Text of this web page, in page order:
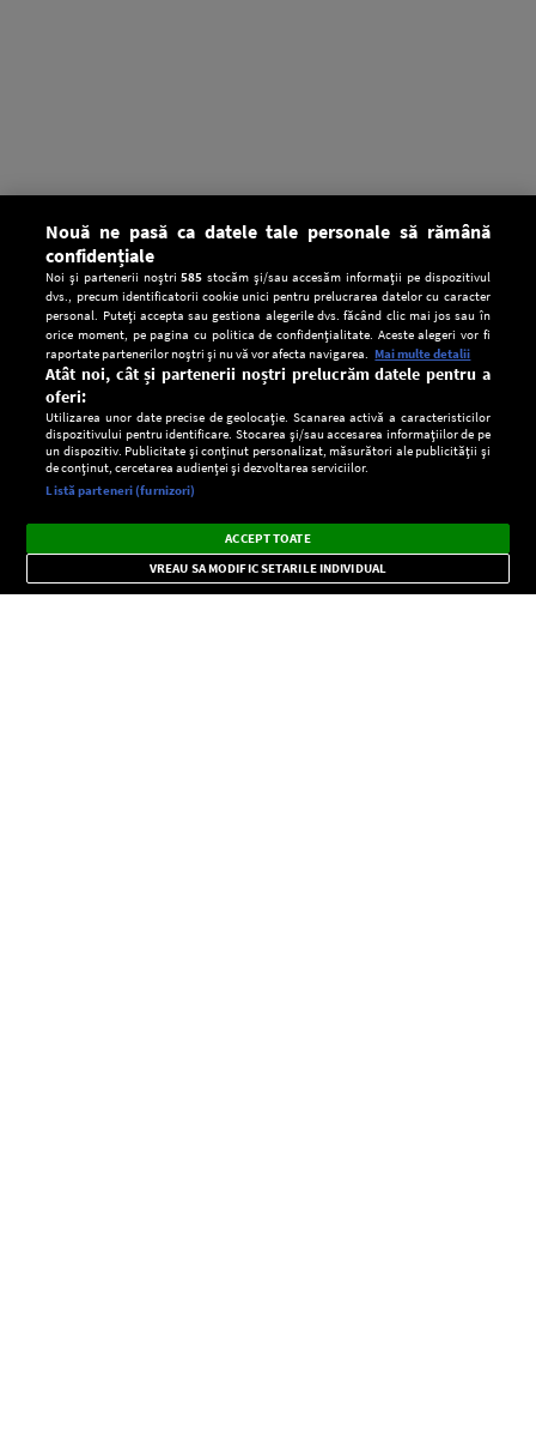
CONFIDENŢIALITATE
Setări:
Dark
Mode
Radio live, podcasturi, știri și alerte
importante.
×
Nouă ne pasă ca datele tale personale să rămână
confidențiale
Noi și partenerii noștri585 stocăm și/sau accesăm informații pe dispozitivul
dvs., precum identificatorii cookie unici pentru prelucrarea datelor cu caracter
personal. Puteți accepta sau gestiona alegerile dvs. făcând clic mai jos sau în
orice moment, pe pagina cu politica de confidențialitate. Aceste alegeri vor fi
raportate partenerilor noștri și nu vă vor afecta navigarea. Mai multe detalii
Atât noi, cât și partenerii noștri prelucrăm datele pentru a
oferi:
Utilizarea unor date precise de geolocație. Scanarea activă a caracteristicilor
dispozitivului pentru identificare. Stocarea și/sau accesarea informațiilor de pe
un dispozitiv. Publicitate și conținut personalizat, măsurători ale publicității și
de conținut, cercetarea audienței și dezvoltarea serviciilor.
Listă parteneri (furnizori)
ACCEPT TOATE
VREAU SA MODIFIC SETARILE INDIVIDUAL